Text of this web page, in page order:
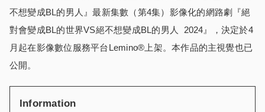
不想變成BL的男人』最新集數（第4集）影像化的網路劇『絕
對會變成BL的世界VS絕不想變成BL的男人 2024』，決定於4
月起在影像數位服務平台Lemino®上架。本作品的主視覺也已
公開。
Information